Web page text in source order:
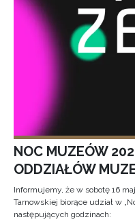
NOC MUZEÓW
ODDZIAŁÓW
Informujemy, że w sobotę 16
Tarnowskiej biorące udział w
następujących godzinach: